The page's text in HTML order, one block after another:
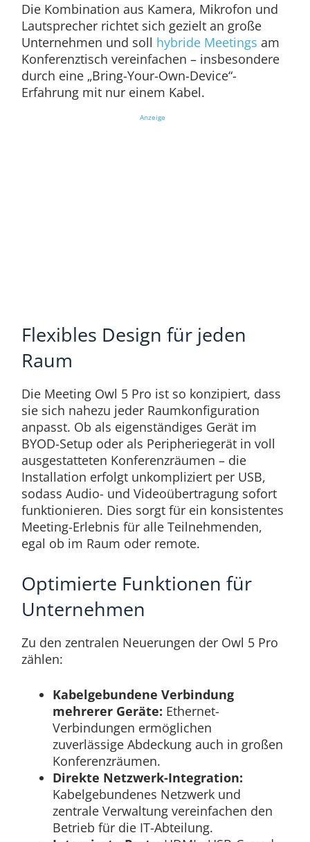
Die Kombination aus Kamera, Mikrofon und
Lautsprecher richtet sich gezielt an große
Unternehmen und soll hybride Meetings am
Konferenztisch vereinfachen – insbesondere
durch eine „Bring-Your-Own-Device“-
Erfahrung mit nur einem Kabel.
Anzeige
Flexibles Design für jeden
Raum
Die Meeting Owl 5 Pro ist so konzipiert, dass
sie sich nahezu jeder Raumkonfiguration
anpasst. Ob als eigenständiges Gerät im
BYOD-Setup oder als Peripheriegerät in voll
ausgestatteten Konferenzräumen – die
Installation erfolgt unkompliziert per USB,
sodass Audio- und Videoübertragung sofort
funktionieren. Dies sorgt für ein konsistentes
Meeting-Erlebnis für alle Teilnehmenden,
egal ob im Raum oder remote.
Optimierte Funktionen für
Unternehmen
Zu den zentralen Neuerungen der Owl 5 Pro
zählen:
Kabelgebundene Verbindung
mehrerer Geräte: Ethernet-
Verbindungen ermöglichen
zuverlässige Abdeckung auch in großen
Konferenzräumen.
Direkte Netzwerk-Integration:
Kabelgebundenes Netzwerk und
zentrale Verwaltung vereinfachen den
Betrieb für die IT-Abteilung.